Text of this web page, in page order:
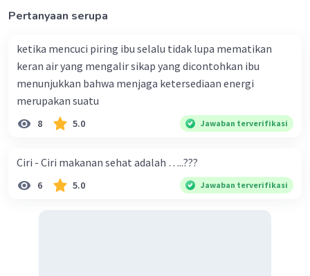
c. "Emas bermassa 5 gram digunakan untuk
membuat kalung" adalah contoh sifat ekstensif
karena sifat ini tergantung pada jumlah emas
yang digunakan (5 gram).
d. "Emas yang dipanaskan terus-menerus mulai
meleleh pada suhu 1.064°C" adalah sifat intensif
karena suhu pelelehan emas tidak bergantung
Jadi, pernyataan yang menyatakan sifat
ekstensif emas adalah pernyataan
c. "Emas bermassa 5 gram digunakan untuk
Pertanyaan serupa
ketika mencuci piring ibu selalu tidak lupa mematikan
keran air yang mengalir sikap yang dicontohkan ibu
menunjukkan bahwa menjaga ketersediaan energi
merupakan suatu
8 5.0 Jawaban terverifikasi
Ciri - Ciri makanan sehat adalah …..???
6 5.0 Jawaban terverifikasi